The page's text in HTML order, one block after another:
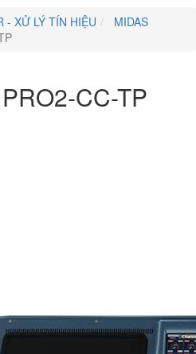
- XỬ LÝ TÍN HIỆU
MIDAS
CC-TP